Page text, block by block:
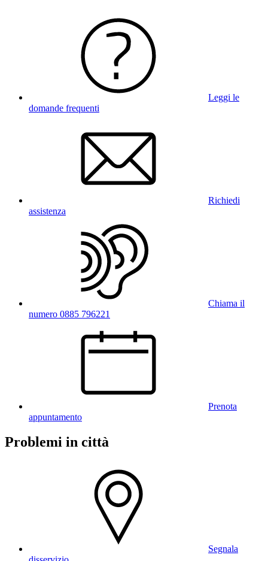
Leggi le
domande frequenti
Richiedi
assistenza
Chiama il
numero 0885 796221
Prenota
appuntamento
Problemi in città
Segnala